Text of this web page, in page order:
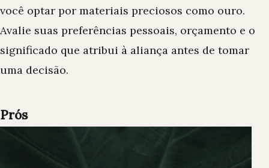
você optar por materiais preciosos como ouro.
Avalie suas preferências pessoais, orçamento e o
significado que atribui à aliança antes de tomar
uma decisão.
Prós